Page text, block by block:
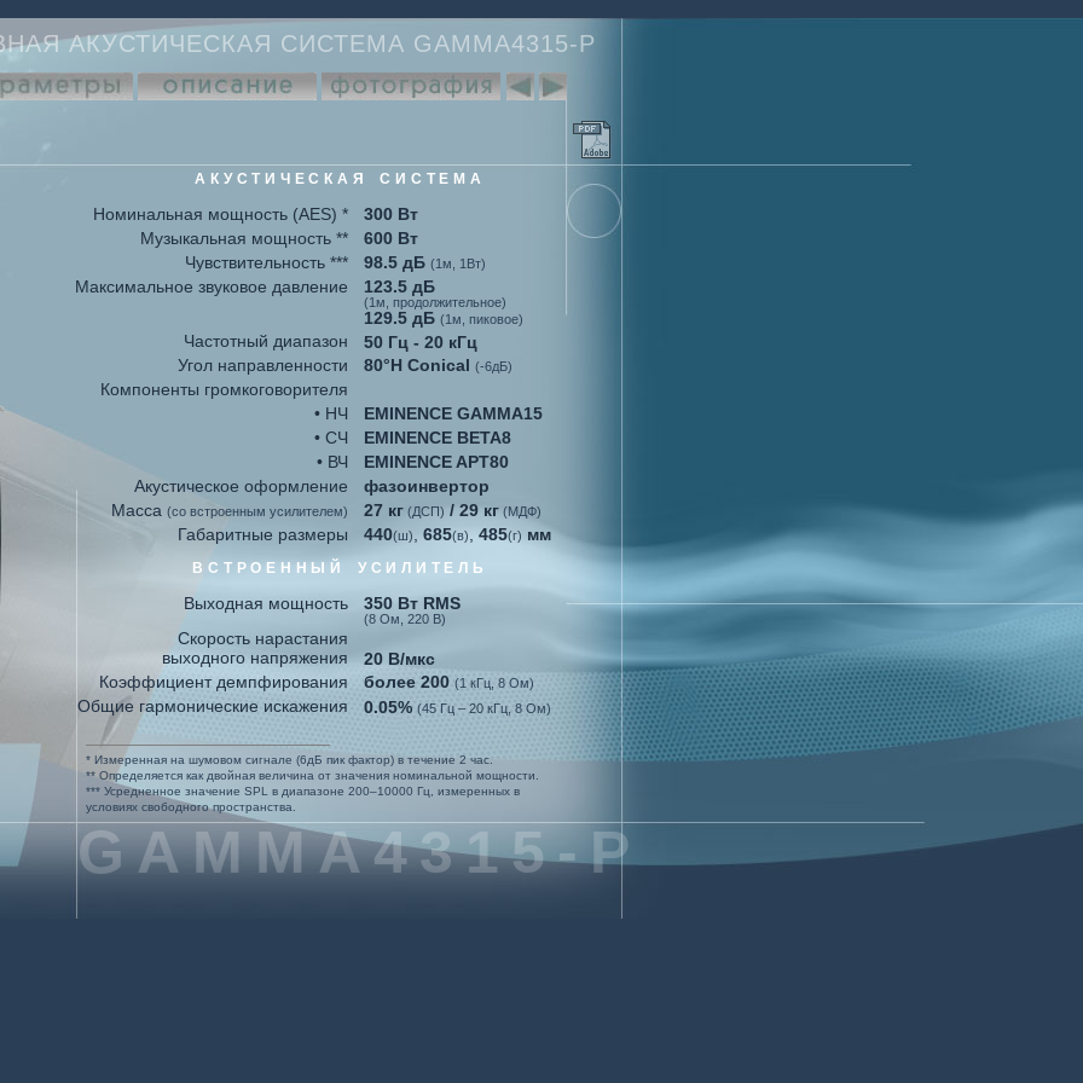
* Измеренная на шумовом сигнале (6дБ пик фактор) в течение 2 час.
** Определяется как двойная величина от значения номинальной мощности.
*** Усредненное значение SPL в диапазоне 200–10000 Гц, измеренных в
условиях свободного пространства.
АКУСТИЧЕСКАЯ СИСТЕМА
Номинальная мощность (AES) *
300 Вт
Музыкальная мощность **
600 Вт
Чувствительность ***
98.5 дБ (1м, 1Вт)
Максимальное звуковое давление 123.5 дБ
(1м, продолжительное)
129.5 дБ (1м, пиковое)
Частотный диапазон
50 Гц - 20 кГц
Угол направленности
80°H Conical (-6дБ)
Компоненты громкоговорителя
• НЧ
EMINENCE GAMMA15
• СЧ
EMINENCE BETA8
• ВЧ
EMINENCE APT80
Акустическое оформление
фазоинвертор
Масса (со встроенным усилителем) 27 кг (ДСП) / 29 кг (МДФ)
Габаритные размеры 440(ш) 685(в) 485(г) мм
ВСТРОЕННЫЙ УСИЛИТЕЛЬ
Выходная мощность 350 Вт RMS
(8 Ом, 220 В)
Скорость нарастания
выходного напряжения
20 В/мкс
Коэффициент демпфирования
более 200 (1 кГц, 8 Ом)
Общие гармонические искажения 0.05% (45 Гц – 20 кГц, 8 Ом)
Входное сопротивление
10 кОм(симметричное)
Отношение сигнал/шум 98 дБ(невзвешенное)
Частота среза обрезного фильтра
верхних частот
45 Гц
Крутизна спада АЧХ обрезного
фильтра верхних частот
24 дБ/октаву
GAMMA4315-P
АКУСТИЧЕСКАЯ СИСТЕМА GAMMA4315-P